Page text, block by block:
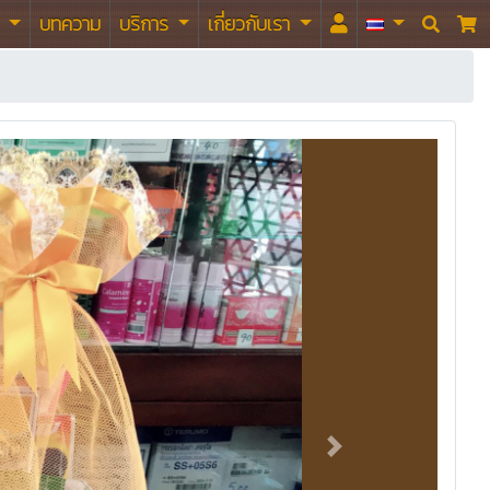
บทความ บริการ เกี่ยวกับเรา  